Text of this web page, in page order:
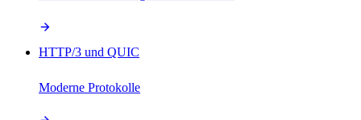
HTTP/3 und QUIC
Moderne Protokolle